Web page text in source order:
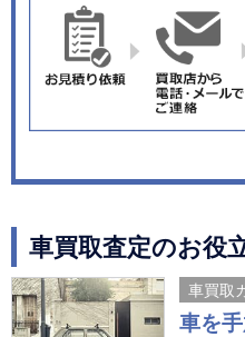
車買取査定のお役
車買取
車を